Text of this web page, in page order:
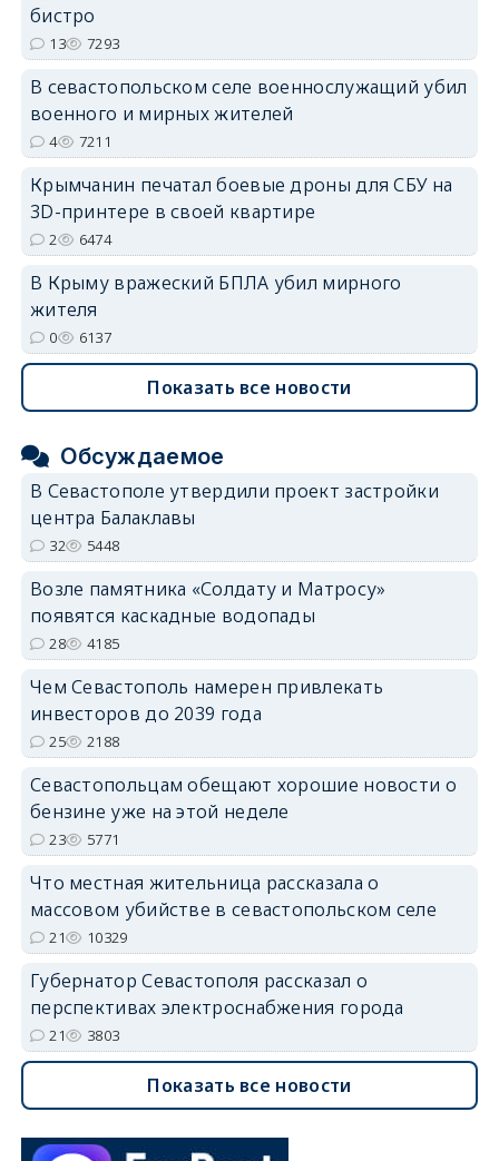
бистро
13 7293
В севастопольском селе военнослужащий убил
военного и мирных жителей
4 7211
Крымчанин печатал боевые дроны для СБУ на
3D-принтере в своей квартире
2 6474
В Крыму вражеский БПЛА убил мирного
жителя
0 6137
Показать все новости
Обсуждаемое
В Севастополе утвердили проект застройки
центра Балаклавы
32 5448
Возле памятника «Солдату и Матросу»
появятся каскадные водопады
28 4185
Чем Севастополь намерен привлекать
инвесторов до 2039 года
25 2188
Севастопольцам обещают хорошие новости о
бензине уже на этой неделе
23 5771
Что местная жительница рассказала о
массовом убийстве в севастопольском селе
21 10329
Губернатор Севастополя рассказал о
перспективах электроснабжения города
21 3803
Показать все новости